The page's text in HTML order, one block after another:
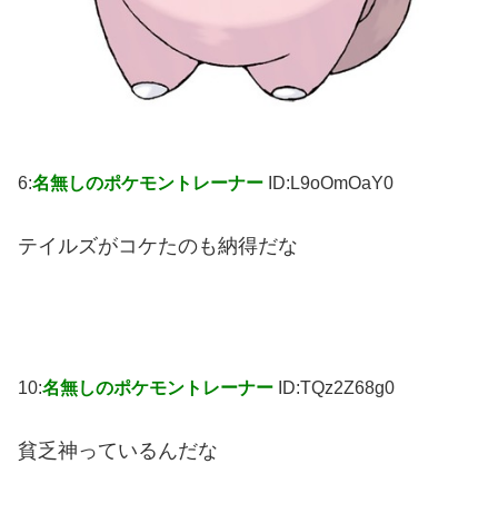
6:名無しのポケモントレーナー ID:L9oOmOaY0
テイルズがコケたのも納得だな
10:名無しのポケモントレーナー ID:TQz2Z68g0
貧乏神っているんだな